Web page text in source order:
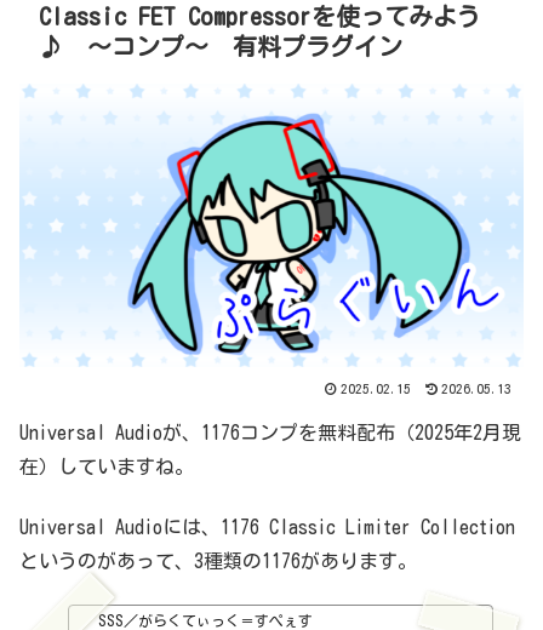
Classic FET Compressorを使ってみよう
♪ ～コンプ～ 有料プラグイン
2025.02.15 2026.05.13
Universal Audioが、1176コンプを無料配布（2025年2月現
在）していますね。
Universal Audioには、1176 Classic Limiter Collection
というのがあって、3種類の1176があります。
SSS／がらくてぃっく＝すぺぇす